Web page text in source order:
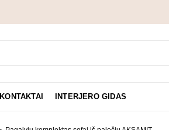
KONTAKTAI INTERJERO GIDAS